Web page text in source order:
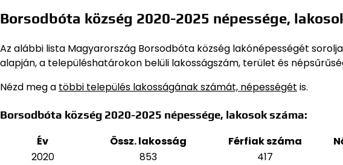
Borsodbóta község 2020-2025 népessége,
Az alábbi lista Magyarország Borsodbóta község lakónépességét
alapján,a településhatárokon belüli lakosságszám, terület és
Nézd meg a többi település lakosságának számát, népességét is.
Borsodbóta község 2020-2025 népessége, lakosok száma:
Év Össz. lakosság Férfiak száma
2020
853 417